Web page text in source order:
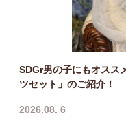
SDGr男の子にもオスス
ツセット」のご紹介！
2026.08. 6